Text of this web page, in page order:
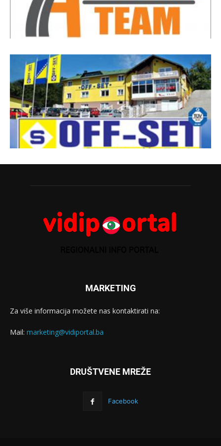
MARKETING
Za više informacija možete nas kontaktirati na:
Mail: marketing@vidiportal.ba
DRUŠTVENE MREŽE
Facebook